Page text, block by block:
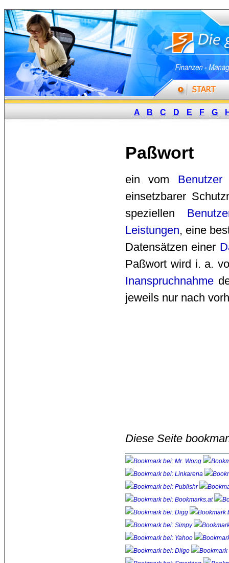
A B C D E F G
Paßwort
ein vom Benutzer
einsetzbarer
speziellen
Leistungen, eine
Datensätzen einer
Paßwort wird i. a.
Inanspruchnahme
jeweils nur nach
Diese Seite